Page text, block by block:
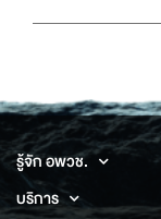
รู้จัก อพวช.
บริการ